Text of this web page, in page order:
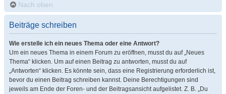
Nach oben
Beiträge schreiben
Wie erstelle ich ein neues Thema oder eine Antwort?
Um ein neues Thema in einem Forum zu eröffnen, musst du auf „Neues
Thema“ klicken. Um auf einen Beitrag zu antworten, musst du auf
„Antworten“ klicken. Es könnte sein, dass eine Registrierung erforderlich ist,
bevor du einen Beitrag schreiben kannst. Deine Berechtigungen sind
jeweils am Ende der Foren- und der Beitragsansicht aufgelistet. Z. B. „Du